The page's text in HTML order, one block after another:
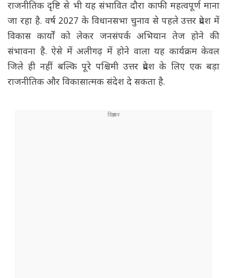
राजनीतिक दृष्टि से भी यह संभावित दौरा काफी महत्वपूर्ण माना
जा रहा है. वर्ष 2027 के विधानसभा चुनाव से पहले उत्तर प्रदेश में
विकास कार्यों को लेकर जनसंपर्क अभियान तेज होने की
संभावना है. ऐसे में अलीगढ़ में होने वाला यह कार्यक्रम केवल
जिले ही नहीं बल्कि पूरे पश्चिमी उत्तर प्रदेश के लिए एक बड़ा
राजनीतिक और विकासात्मक संदेश दे सकता है.